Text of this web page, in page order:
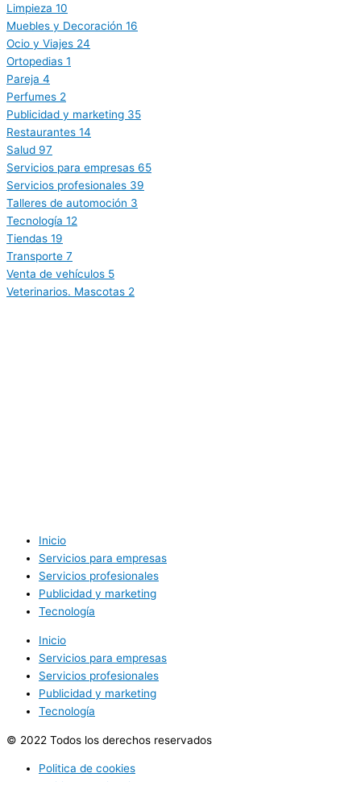
Limpieza 10
Muebles y Decoración 16
Ocio y Viajes 24
Ortopedias 1
Pareja 4
Perfumes 2
Publicidad y marketing 35
Restaurantes 14
Salud 97
Servicios para empresas 65
Servicios profesionales 39
Talleres de automoción 3
Tecnología 12
Tiendas 19
Transporte 7
Venta de vehículos 5
Veterinarios. Mascotas 2
Inicio
Servicios para empresas
Servicios profesionales
Publicidad y marketing
Tecnología
Inicio
Servicios para empresas
Servicios profesionales
Publicidad y marketing
Tecnología
© 2022 Todos los derechos reservados
Politica de cookies
Politica de privacidad